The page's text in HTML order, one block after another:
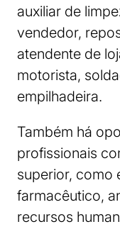
auxiliar de
vendedor,
atendente de
motorista,
empilhadeira.
Também há
profissionais
superior, como
farmacêutico,
recursos